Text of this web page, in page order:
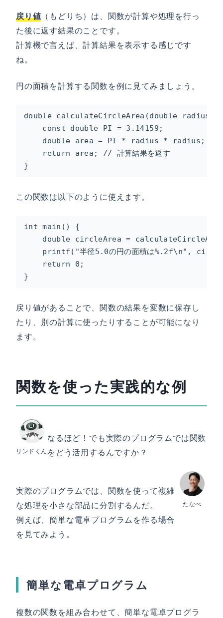
戻り値 （もどりち）は、関数が計算や処理を行っ
た後に返す結果のことです。
計算機で言えば、計算結果を表示する感じです
ね。
円の面積を計算する関数を例に見てみましょう。
double calculateCircleArea(double radius)
    const double PI = 3.14159;
    double area = PI * radius * radius;
    return area; // 計算結果を返す
}
この関数は以下のように使えます。
int main() {
double circleArea =
printf("半径5.0の円の面積は%.2f\n",
    return 0;
}
戻り値があることで、関数の結果を変数に保存し
たり、別の計算に使ったりすることが可能になり
ます。
関数を使った実践的な例
リンドくん
なるほど！でも実際のプログラムでは関数
をどう活用するんですか？
たなべ
実際のプログラムでは、関数を使って複雑
な処理を小さな部品に分割するんだ。
例えば、簡単な電卓プログラムを作る場合
を見てみよう。
簡単な電卓プログラム
複数の関数を組み合わせて、簡単な電卓プログラ